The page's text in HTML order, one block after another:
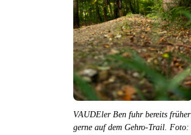
VAUDEler Ben fuhr bereits früher
gerne auf dem Gehro-Trail. Foto: